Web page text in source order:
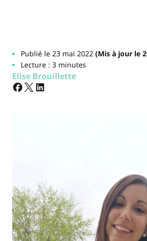
Publié le 23 mai 2022(Mis à jour le
Lecture : 3 minutes
Elise Brouillette